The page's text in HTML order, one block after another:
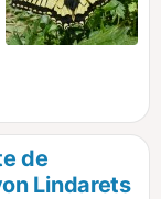
de
Lindarets